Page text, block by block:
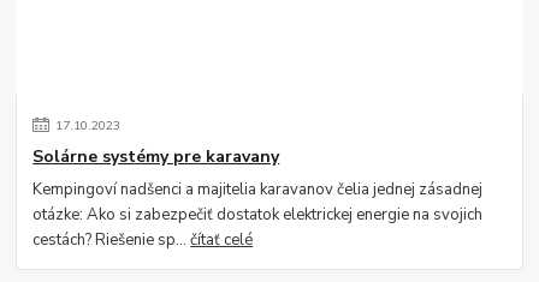
17.10.2023
Solárne systémy pre karavany
Kempingoví nadšenci a majitelia karavanov čelia jednej zásadnej
otázke: Ako si zabezpečiť dostatok elektrickej energie na svojich
cestách? Riešenie sp...čítať celé